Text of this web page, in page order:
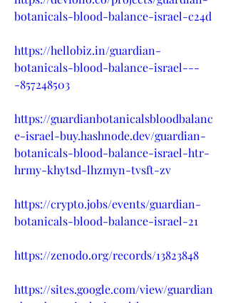
botanicals-blood-balance-israel-c24d
https://hellobiz.in/guardian-
botanicals-blood-balance-israel---
-857248503
https://guardianbotanicalsbloodbalanc
e-israel-buy.hashnode.dev/guardian-
botanicals-blood-balance-israel-htr-
hrmy-khytsd-lhzmyn-tvsft-zv
https://crypto.jobs/events/guardian-
botanicals-blood-balance-israel-21
https://zenodo.org/records/13823848
https://sites.google.com/view/guardian